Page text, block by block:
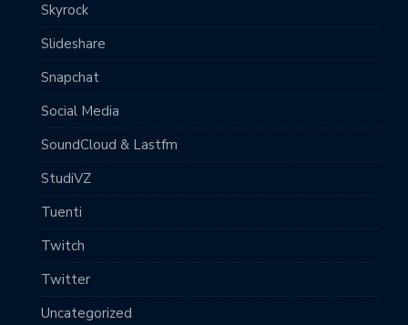
Skyrock
Slideshare
Snapchat
Social Media
SoundCloud & Lastfm
StudiVZ
Tuenti
Twitch
Twitter
Uncategorized